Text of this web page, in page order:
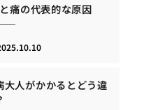
痛の代表的な原因
人がかかるとどう違